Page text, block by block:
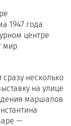
1947 года
центре
мир
несколько
на улице
маршалов
—